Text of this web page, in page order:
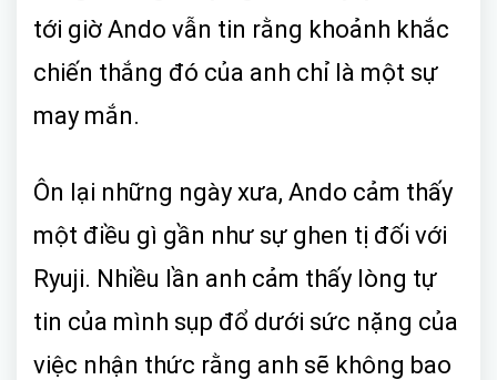
tới giờ Ando vẫn tin rằng khoảnh khắc
chiến thắng đó của anh chỉ là một sự
may mắn.
Ôn lại những ngày xưa, Ando cảm thấy
một điều gì gần như sự ghen tị đối với
Ryuji. Nhiều lần anh cảm thấy lòng tự
tin của mình sụp đổ dưới sức nặng của
việc nhận thức rằng anh sẽ không bao